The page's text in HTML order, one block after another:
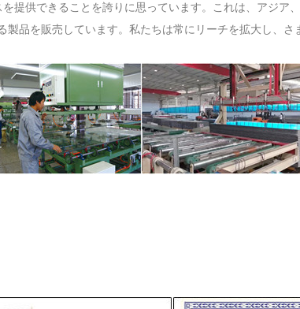
を提供できることを誇りに思っています。これは、アジア
製品を販売しています。私たちは常にリーチを拡大し、さ